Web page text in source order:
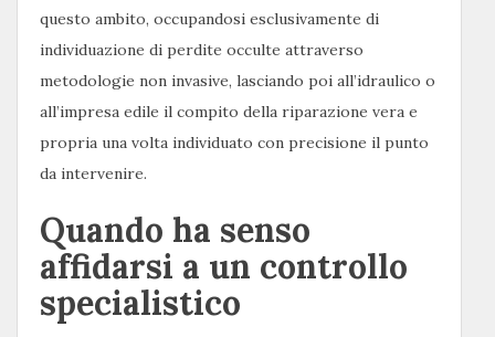
questo ambito, occupandosi esclusivamente di
individuazione di perdite occulte attraverso
metodologie non invasive, lasciando poi all’idraulico o
all’impresa edile il compito della riparazione vera e
propria una volta individuato con precisione il punto
da intervenire.
Quando ha senso
affidarsi a un controllo
specialistico